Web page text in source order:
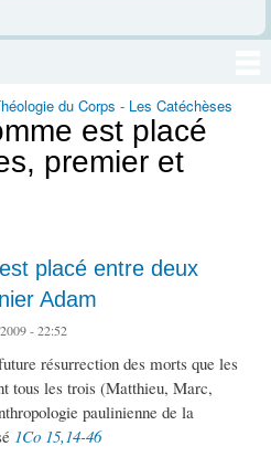
du Corps - Les Catéchèses
est placé
premier et
placé entre deux
Adam
- 22:52
résurrection des morts que les
tous les trois (Matthieu, Marc,
paulinienne de la
1Co 15,14-46